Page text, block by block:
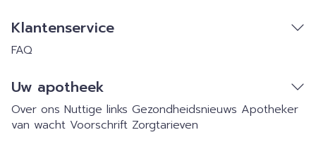
Klantenservice
FAQ
Uw apotheek
Over ons Nuttige links Gezondheidsnieuws Apotheker
van wacht Voorschrift Zorgtarieven